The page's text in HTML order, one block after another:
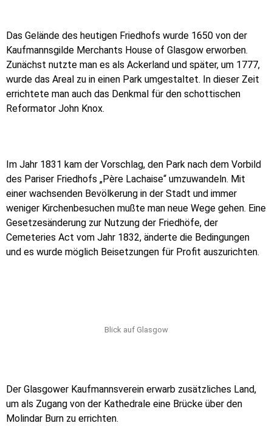
Das Gelände des heutigen Friedhofs wurde 1650 von der
Kaufmannsgilde Merchants House of Glasgow erworben.
Zunächst nutzte man es als Ackerland und später, um 1777,
wurde das Areal zu in einen Park umgestaltet. In dieser Zeit
errichtete man auch das Denkmal für den schottischen
Reformator John Knox.
Im Jahr 1831 kam der Vorschlag, den Park nach dem Vorbild
des Pariser Friedhofs „Père Lachaise“ umzuwandeln. Mit
einer wachsenden Bevölkerung in der Stadt und immer
weniger Kirchenbesuchen mußte man neue Wege gehen. Eine
Gesetzesänderung zur Nutzung der Friedhöfe, der
Cemeteries Act vom Jahr 1832, änderte die Bedingungen
und es wurde möglich Beisetzungen für Profit auszurichten.
Blick auf Glasgow
Der Glasgower Kaufmannsverein erwarb zusätzliches Land,
um als Zugang von der Kathedrale eine Brücke über den
Molindar Burn zu errichten.